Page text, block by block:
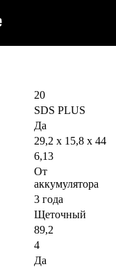
20
SDS PLUS
Да
29,2 х 15,8 х 44
6,13
От
аккумулятора
3 года
Щеточный
89,2
4
Да